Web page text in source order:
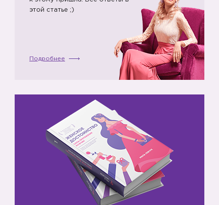
этой статье ;)
Подробнее